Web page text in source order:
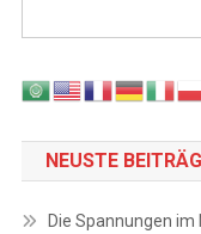
NEUSTE
Die Spannungen im